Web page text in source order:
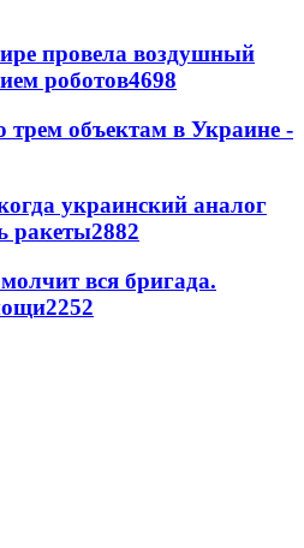
провела воздушный
роботов4698
трем объектам в Украине -
украинский аналог
ракеты2882
вся бригада.
2252